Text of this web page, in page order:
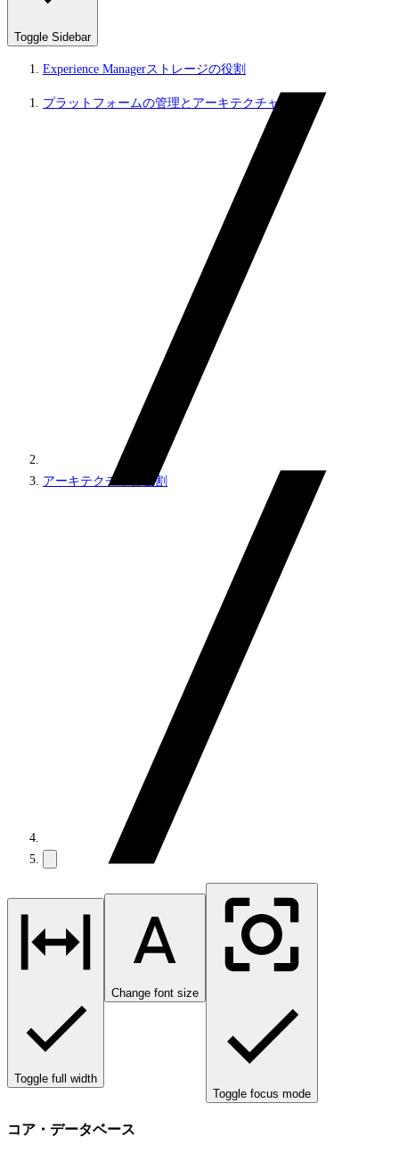
Toggle Sidebar
Experience Managerストレージの役割
プラットフォームの管理とアーキテクチャ
アーキテクチャと役割
Toggle full width
Change font size
Toggle focus mode
コア・データベース